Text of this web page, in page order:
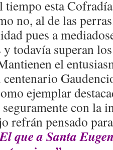
esta
no, al de las
pues a
todavía superan
el
ejemplar
con la
refrán pensado
que a Santa